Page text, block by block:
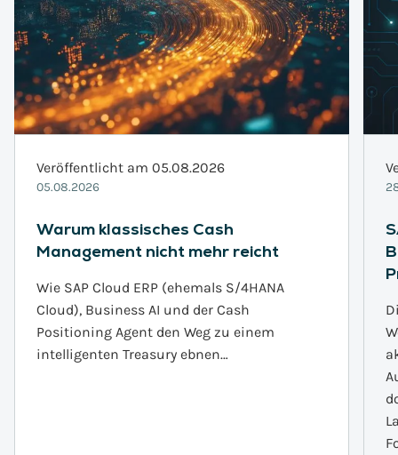
Veröffentlicht am 05.08.2026
05.08.2026
Warum klassisches Cash
Management nicht mehr reicht
Wie SAP Cloud ERP (ehemals S/4HANA
Cloud), Business AI und der Cash
Positioning Agent den Weg zu einem
intelligenten Treasury ebnen…